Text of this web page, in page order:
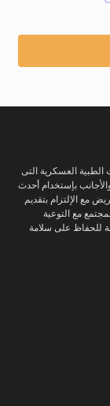
العسكرية التى
بإستخدام أحدث
الإلتزام بتقديم
مع التوعية
على سلامة